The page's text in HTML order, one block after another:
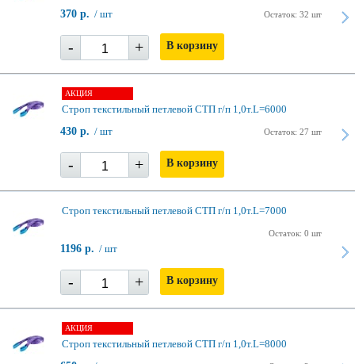
Остаток: 32 шт
370 р. / шт
- + В корзину
АКЦИЯ
Строп текстильный петлевой СТП г/п 1,0т.L=6000
Остаток: 27 шт
430 р. / шт
- + В корзину
Строп текстильный петлевой СТП г/п 1,0т.L=7000
Остаток: 0 шт
1196 р. / шт
- + В корзину
АКЦИЯ
Строп текстильный петлевой СТП г/п 1,0т.L=8000